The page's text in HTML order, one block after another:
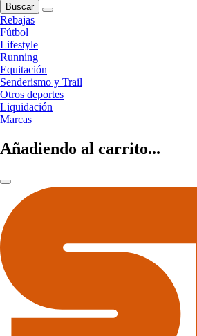
Buscar
Rebajas
Fútbol
Lifestyle
Running
Equitación
Senderismo y Trail
Otros deportes
Liquidación
Marcas
Añadiendo al carrito...